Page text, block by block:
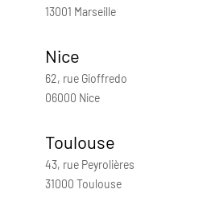
13001 Marseille
Nice
62, rue Gioffredo
06000 Nice
Toulouse
43, rue Peyrolières
31000 Toulouse